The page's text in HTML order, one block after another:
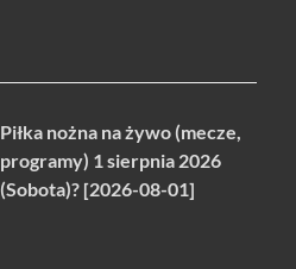
Piłka nożna na żywo (mecze,
programy) 1 sierpnia 2026
(Sobota)? [2026-08-01]